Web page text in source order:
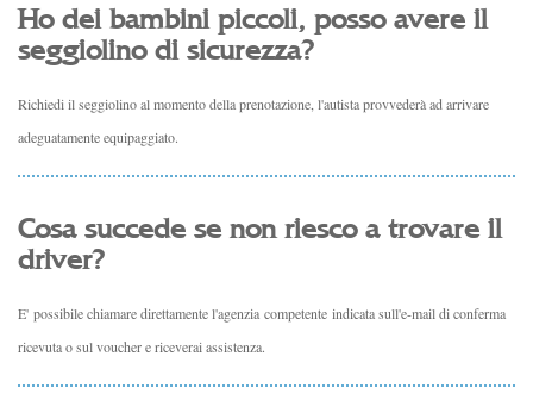
Ho dei bambini piccoli, posso avere il
seggiolino di sicurezza?
Richiedi il seggiolino al momento della prenotazione, l'autista provvederà ad arrivare
adeguatamente equipaggiato.
Cosa succede se non riesco a trovare il
driver?
E' possibile chiamare direttamente l'agenzia competente indicata sull'e-mail di conferma
ricevuta o sul voucher e riceverai assistenza.